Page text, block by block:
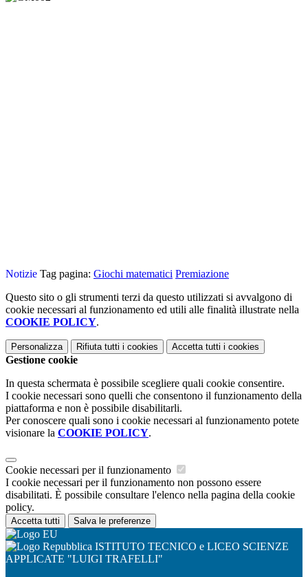
Notizie Tag pagina: Giochi matematici Premiazione
Questo sito o gli strumenti terzi da questo utilizzati si avvalgono di
cookie necessari al funzionamento ed utili alle finalità illustrate nella
COOKIE POLICY.
Personalizza Rifiuta tutti i cookies Accetta tutti i cookies
Gestione cookie
In questa schermata è possibile scegliere quali cookie consentire.
I cookie necessari sono quelli che consentono il funzionamento della
piattaforma e non è possibile disabilitarli.
Per conoscere quali sono i cookie necessari al funzionamento potete
visionare la COOKIE POLICY.
Cookie necessari per il funzionamento
I cookie necessari per il funzionamento non possono essere
disabilitati. È possibile consultare l'elenco nella pagina della cookie
policy.
Accetta tutti Salva le preferenze
ISTITUTO TECNICO e LICEO SCIENZE
APPLICATE "LUIGI TRAFELLI"